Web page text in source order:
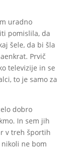
uradno
pomislila, da
šele, da bi šla
Prvič
televizije in se
to je samo za
dobro
In sem jih
v treh športih
ne bom